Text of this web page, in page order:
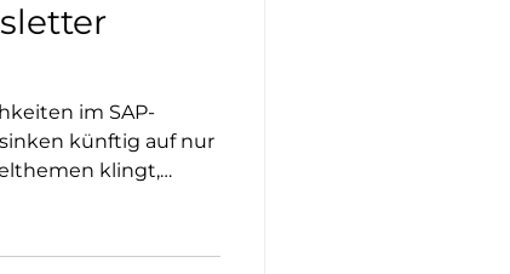
im SAP-
künftig auf nur
und Stabilität sorgen,